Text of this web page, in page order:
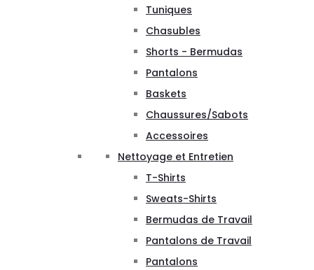
Tuniques
Chasubles
Shorts - Bermudas
Pantalons
Baskets
Chaussures/Sabots
Accessoires
Nettoyage et Entretien
T-Shirts
Sweats-Shirts
Bermudas de Travail
Pantalons de Travail
Pantalons